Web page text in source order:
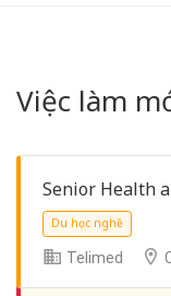
Việc làm
Senior Health
Telimed